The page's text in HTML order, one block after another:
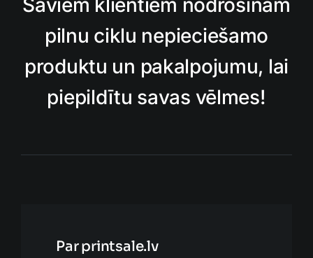
Saviem klientiem nodrošinam
pilnu ciklu nepieciešamo
produktu un pakalpojumu, lai
piepildītu savas vēlmes!
Par printsale.lv